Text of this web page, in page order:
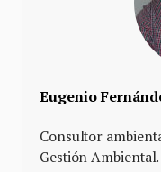
Eugenio
Consultor
Gestión Ambiental.